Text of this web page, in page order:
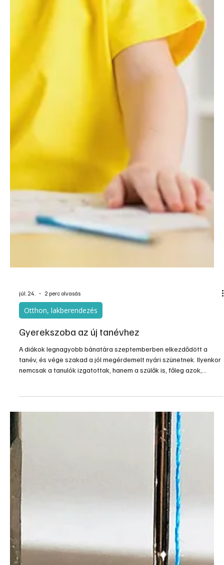
júl. 24.
Gyerekszoba az új tanévhez
A diákok legnagyobb bánatára szeptemberben elkezdődött a
tanév, és vége szakad a jól megérdemelt nyári szünetnek. Ilyenkor
nemcsak a tanulók izgatottak, hanem a szülők is, főleg azok,